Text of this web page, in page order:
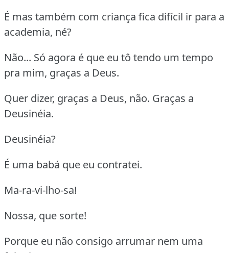
É mas também com criança fica difícil ir para a
academia, né?
Não... Só agora é que eu tô tendo um tempo
pra mim, graças a Deus.
Quer dizer, graças a Deus, não. Graças a
Deusinéia.
Deusinéia?
É uma babá que eu contratei.
Ma-ra-vi-lho-sa!
Nossa, que sorte!
Porque eu não consigo arrumar nem uma